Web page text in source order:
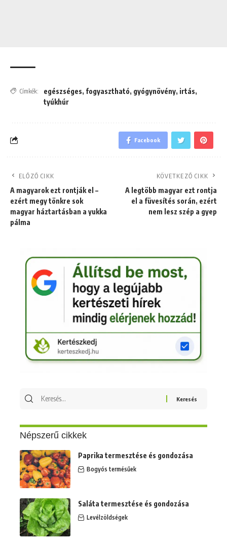
Címkék: egészséges, fogyasztható, gyógynövény, irtás,
tyúkhúr
Facebook
ELŐZŐ CIKK
A magyarok ezt rontják el –
ezért megy tönkre sok
magyar háztartásban a yukka
pálma
KÖVETKEZŐ CIKK
A legtöbb magyar ezt rontja
el a füvesítés során, ezért
nem lesz szép a gyep
Keresés
Népszerű cikkek
Paprika termesztése és gondozása
Bogyós termésűek
Saláta termesztése és gondozása
Levélzöldségek